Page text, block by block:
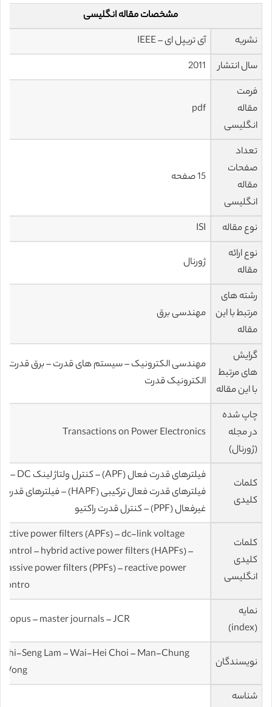
مشخصات مقاله انگلیسی
نشریه
آی تریپل ای – IEEE
سال انتشار
2011
فرمت
مقاله
انگلیسی
pdf
تعداد
صفحات
مقاله
انگلیسی
15 صفحه
نوع مقاله
ISI
نوع ارائه
مقاله
ژورنال
رشته های
مرتبط با این
مقاله
مهندسی برق
گرایش
های مرتبط
با این مقاله
مهندسی الکترونیک – سیستم های قدرت – برق قدرت –
الکترونیک قدرت
چاپ شده
در مجله
(ژورنال)
Transactions on Power Electronics
کلمات
کلیدی
فیلترهای قدرت فعال (APF) – کنترل ولتاژ لینک DC –
فیلترهای قدرت فعال ترکیبی (HAPF) – فیلترهای قدرت
غیرفعال (PPF) – کنترل قدرت راکتیو
کلمات
کلیدی
انگلیسی
Active power filters (APFs) – dc-link voltage
control – hybrid active power filters (HAPFs) –
passive power filters (PPFs) – reactive power
contro
نمایه
(index)
scopus – master journals – JCR
نویسندگان
Chi-Seng Lam – Wai-Hei Choi – Man-Chung
Wong
شناسه